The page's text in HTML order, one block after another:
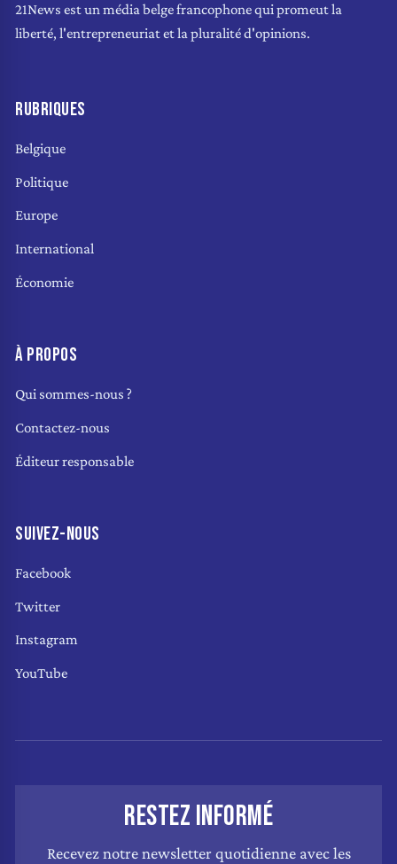
21News est un média belge francophone qui promeut la
liberté, l'entrepreneuriat et la pluralité d'opinions.
RUBRIQUES
Belgique
Politique
Europe
International
Économie
À PROPOS
Qui sommes-nous ?
Contactez-nous
Éditeur responsable
SUIVEZ-NOUS
Facebook
Twitter
Instagram
YouTube
RESTEZ INFORMÉ
Recevez notre newsletter quotidienne avec les